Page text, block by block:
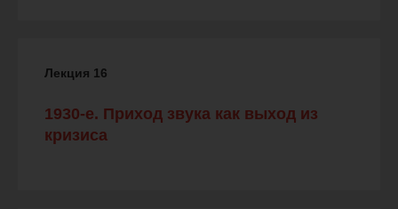
Лекция 16
1930-е. Приход звука как выход из
кризиса